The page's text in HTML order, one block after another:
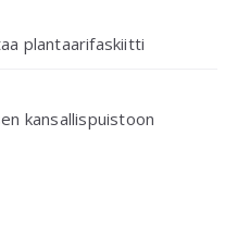
plantaarifaskiitti
kansallispuistoon